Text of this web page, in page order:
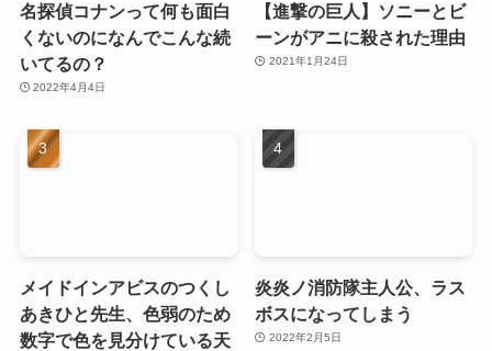
名探偵コナンって何も面白
くないのになんでこんな続
いてるの？
2022年4月4日
【進撃の巨人】ソニーとビ
ーンがアニに殺された理由
2021年1月24日
メイドインアビスのつくし
あきひと先生、色弱のため
数字で色を見分けている天
炎炎ノ消防隊主人公、ラス
ボスになってしまう
2022年2月5日